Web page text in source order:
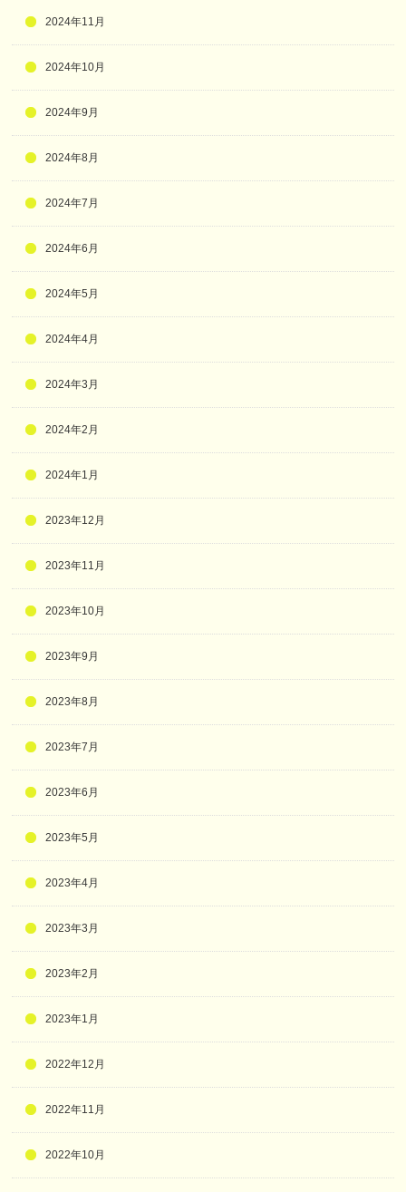
2024年11月
2024年10月
2024年9月
2024年8月
2024年7月
2024年6月
2024年5月
2024年4月
2024年3月
2024年2月
2024年1月
2023年12月
2023年11月
2023年10月
2023年9月
2023年8月
2023年7月
2023年6月
2023年5月
2023年4月
2023年3月
2023年2月
2023年1月
2022年12月
2022年11月
2022年10月